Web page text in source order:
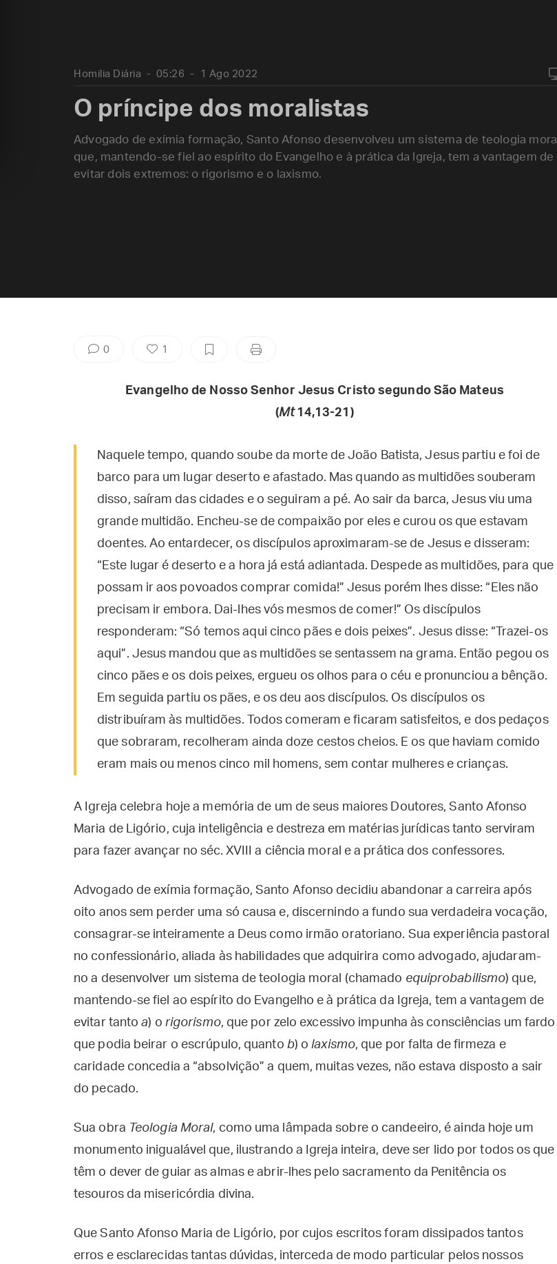
Homilia Diária 05:26 1 Ago 2022
O príncipe dos moralistas
Advogado de exímia formação, Santo Afonso desenvolveu um sistema de teologia moral
que, mantendo-se fiel ao espírito do Evangelho e à prática da Igreja, tem a vantagem de
evitar dois extremos: o rigorismo e o laxismo.
0 1
Evangelho de Nosso Senhor Jesus Cristo segundo São Mateus
(Mt14,13-21)
Naquele tempo, quando soube da morte de João Batista, Jesus partiu e foi de
barco para um lugar deserto e afastado. Mas quando as multidões souberam
disso, saíram das cidades e o seguiram a pé. Ao sair da barca, Jesus viu uma
grande multidão. Encheu-se de compaixão por eles e curou os que estavam
doentes. Ao entardecer, os discípulos aproximaram-se de Jesus e disseram:
“Este lugar é deserto e a hora já está adiantada. Despede as multidões, para que
possam ir aos povoados comprar comida!” Jesus porém lhes disse: “Eles não
precisam ir embora. Dai-lhes vós mesmos de comer!” Os discípulos
responderam: “Só temos aqui cinco pães e dois peixes”. Jesus disse: “Trazei-os
aqui”. Jesus mandou que as multidões se sentassem na grama. Então pegou os
cinco pães e os dois peixes, ergueu os olhos para o céu e pronunciou a bênção.
Em seguida partiu os pães, e os deu aos discípulos. Os discípulos os
distribuíram às multidões. Todos comeram e ficaram satisfeitos, e dos pedaços
que sobraram, recolheram ainda doze cestos cheios. E os que haviam comido
eram mais ou menos cinco mil homens, sem contar mulheres e crianças.
A Igreja celebra hoje a memória de um de seus maiores Doutores, Santo Afonso
Maria de Ligório, cuja inteligência e destreza em matérias jurídicas tanto serviram
para fazer avançar no séc. XVIII a ciência moral e a prática dos confessores.
Advogado de exímia formação, Santo Afonso decidiu abandonar a carreira após
oito anos sem perder uma só causa e, discernindo a fundo sua verdadeira vocação,
consagrar-se inteiramente a Deus como irmão oratoriano. Sua experiência pastoral
no confessionário, aliada às habilidades que adquirira como advogado, ajudaram-
no a desenvolver um sistema de teologia moral (chamado equiprobabilismo) que,
mantendo-se fiel ao espírito do Evangelho e à prática da Igreja, tem a vantagem de
evitar tantoa) o rigorismo, que por zelo excessivo impunha às consciências um fardo
que podia beirar o escrúpulo, quanto b) olaxismo, que por falta de firmeza e
caridade concedia a “absolvição” a quem, muitas vezes, não estava disposto a sair
do pecado.
Sua obra Teologia Moral, como uma lâmpada sobre o candeeiro, é ainda hoje um
monumento inigualável que, ilustrando a Igreja inteira, deve ser lido por todos os que
têm o dever de guiar as almas e abrir-lhes pelo sacramento da Penitência os
tesouros da misericórdia divina.
Que Santo Afonso Maria de Ligório, por cujos escritos foram dissipados tantos
erros e esclarecidas tantas dúvidas, interceda de modo particular pelos nossos